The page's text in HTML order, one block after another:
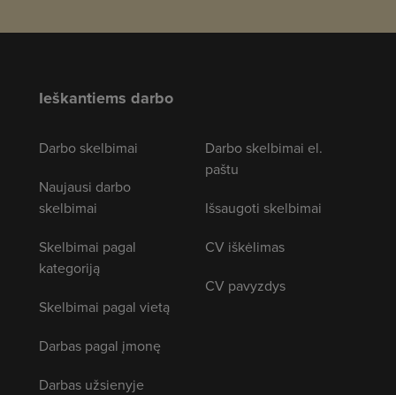
Ieškantiems darbo
Darbo skelbimai
Naujausi darbo
skelbimai
Skelbimai pagal
kategoriją
Skelbimai pagal vietą
Darbas pagal įmonę
Darbas užsienyje
Darbo skelbimai el.
paštu
Išsaugoti skelbimai
CV iškėlimas
CV pavyzdys